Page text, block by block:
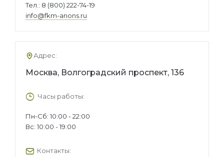
Тел.: 8 (800) 222-74-19
info@fkm-anons.ru
Адрес:
Москва, Волгоградский проспект, 136
Часы работы:
Пн-Сб: 10:00 - 22:00
Вс: 10:00 - 19:00
Контакты: